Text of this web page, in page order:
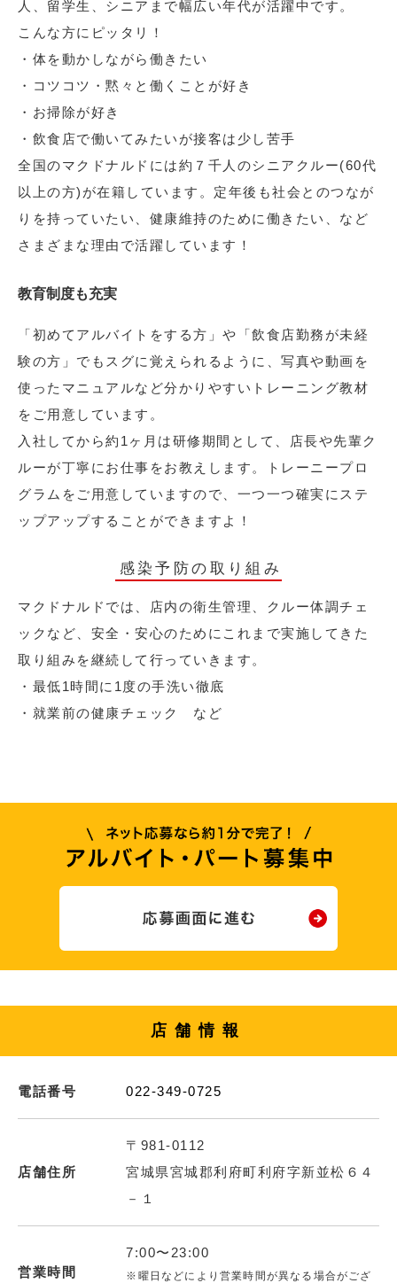
人、留学生、シニアまで幅広い年代が活躍中です。
こんな方にピッタリ！
・体を動かしながら働きたい
・コツコツ・黙々と働くことが好き
・お掃除が好き
・飲食店で働いてみたいが接客は少し苦手
全国のマクドナルドには約７千人のシニアクルー(60代
以上の方)が在籍しています。定年後も社会とのつなが
りを持っていたい、健康維持のために働きたい、など
さまざまな理由で活躍しています！
教育制度も充実
「初めてアルバイトをする方」や「飲食店勤務が未経
験の方」でもスグに覚えられるように、写真や動画を
使ったマニュアルなど分かりやすいトレーニング教材
をご用意しています。
入社してから約1ヶ月は研修期間として、店長や先輩ク
ルーが丁寧にお仕事をお教えします。トレーニープロ
グラムをご用意していますので、一つ一つ確実にステ
ップアップすることができますよ！
感染予防の取り組み
マクドナルドでは、店内の衛生管理、クルー体調チェ
ックなど、安全・安心のためにこれまで実施してきた
取り組みを継続して行っていきます。
・最低1時間に1度の手洗い徹底
・就業前の健康チェック など
店舗情報
電話番号 022-349-0725
店舗住所
〒981-0112
宮城県宮城郡利府町利府字新並松６４
－１
営業時間
7:00〜23:00
※曜日などにより営業時間が異なる場合がござ